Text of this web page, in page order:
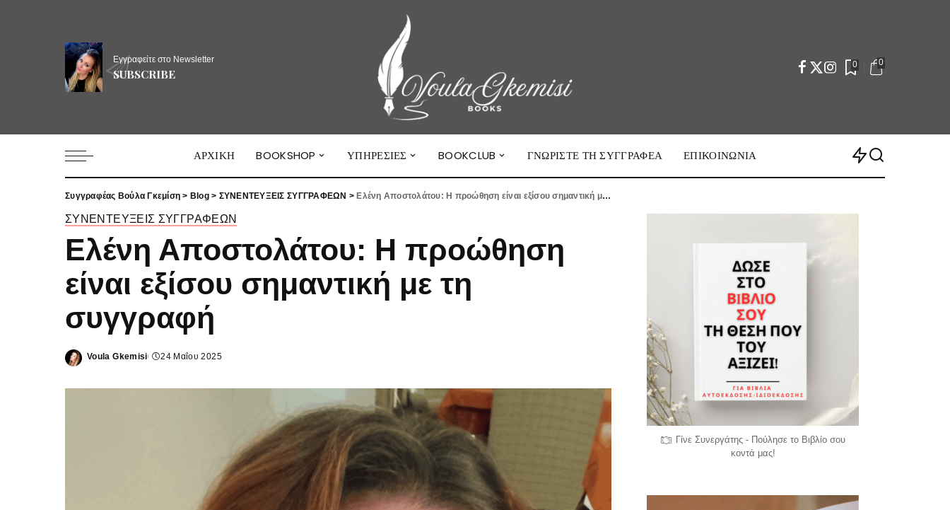
Εγγραφείτε στο Newsletter
SUBSCRIBE
0 0
ΑΡΧΙΚΗ BOOKSHOP ΥΠΗΡΕΣΊΕΣ BOOKCLUB ΓΝΩΡΙΣΤΕ ΤΗ ΣΥΓΓΡΑΦΕΑ ΕΠΙΚΟΙΝΩΝΙΑ
Συγγραφέας Βούλα Γκεμίση > Blog> ΣΥΝΕΝΤΕΥΞΕΙΣ ΣΥΓΓΡΑΦΕΩΝ > Ελένη Αποστολάτου: Η προώθηση είναι εξίσου σημαντική με τη συγγραφή
ΣΥΝΕΝΤΕΥΞΕΙΣ ΣΥΓΓΡΑΦΕΩΝ
Ελένη Αποστολάτου: Η προώθηση
είναι εξίσου σημαντική με τη
συγγραφή
Posted
Voula Gkemisi 24 Μαΐου 2025
Γίνε Συνεργάτης - Πούλησε το Βιβλίο σου
κοντά μας!